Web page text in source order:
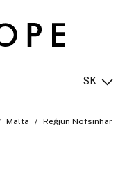
SK
Malta
Reġjun Nofsinhar